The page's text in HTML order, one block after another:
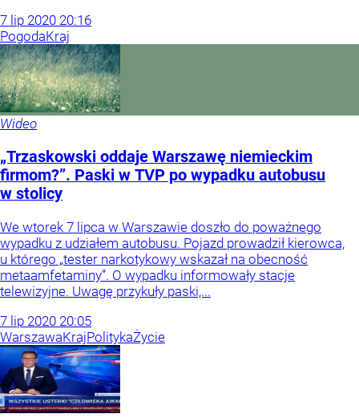
7 lip 2020 20:16
PogodaKraj
Wideo
„Trzaskowski oddaje Warszawę niemieckim
firmom?”. Paski w TVP po wypadku autobusu
w stolicy
We wtorek 7 lipca w Warszawie doszło do poważnego
wypadku z udziałem autobusu. Pojazd prowadził kierowca,
u którego „tester narkotykowy wskazał na obecność
metaamfetaminy”. O wypadku informowały stacje
telewizyjne. Uwagę przykuły paski,...
7 lip 2020 20:05
WarszawaKrajPolitykaŻycie